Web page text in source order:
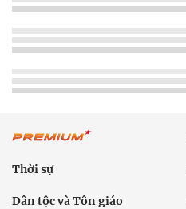
Thời sự
Dân tộc và Tôn giáo